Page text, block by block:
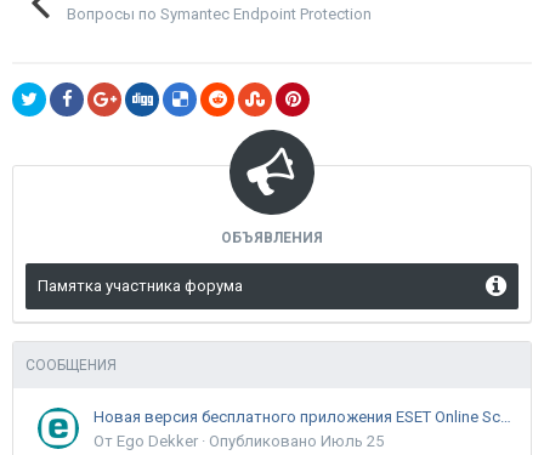
Вопросы по Symantec Endpoint Protection
ОБЪЯВЛЕНИЯ
Памятка участника форума
СООБЩЕНИЯ
Новая версия бесплатного приложения ESET Online Scanner доступна пользователям
От Ego Dekker · Опубликовано Июль 25